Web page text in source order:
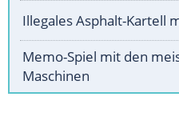
Illegales Asphalt-Kartell
Memo-Spiel mit den
Maschinen